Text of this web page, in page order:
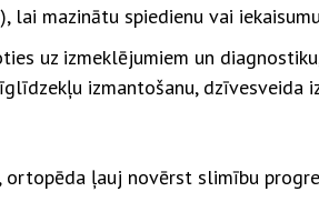
lai mazinātu spiedienu vai
uz izmeklējumiem un
izmantošanu, dzīvesveida
ļauj novērst slimību